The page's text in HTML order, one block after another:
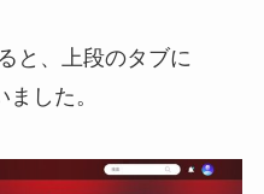
と、上段のタブに
した。